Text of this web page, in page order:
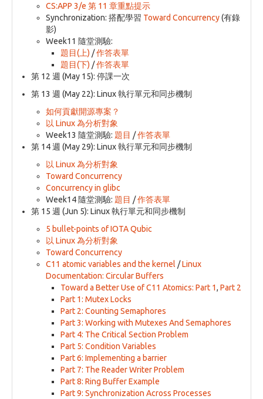
CS:APP 3/e 第 11 章重點提示
Synchronization: 搭配學習 Toward Concurrency(有錄
影)
Week11 隨堂測驗:
題目(上) /作答表單
題目(下) /作答表單
第 12 週 (May 15): 停課一次
第 13 週 (May 22): Linux 執行單元和同步機制
如何貢獻開源專案？
以 Linux 為分析對象
Week13 隨堂測驗: 題目 /作答表單
第 14 週 (May 29): Linux 執行單元和同步機制
以 Linux 為分析對象
Toward Concurrency
Concurrency in glibc
Week14 隨堂測驗: 題目 /作答表單
第 15 週 (Jun 5): Linux 執行單元和同步機制
5 bullet-points of IOTA Qubic
以 Linux 為分析對象
Toward Concurrency
C11 atomic variables and the kernel /Linux
Documentation: Circular Buffers
Toward a Better Use of C11 Atomics: Part 1, Part 2
Part 1: Mutex Locks
Part 2: Counting Semaphores
Part 3: Working with Mutexes And Semaphores
Part 4: The Critical Section Problem
Part 5: Condition Variables
Part 6: Implementing a barrier
Part 7: The Reader Writer Problem
Part 8: Ring Buffer Example
Part 9: Synchronization Across Processes